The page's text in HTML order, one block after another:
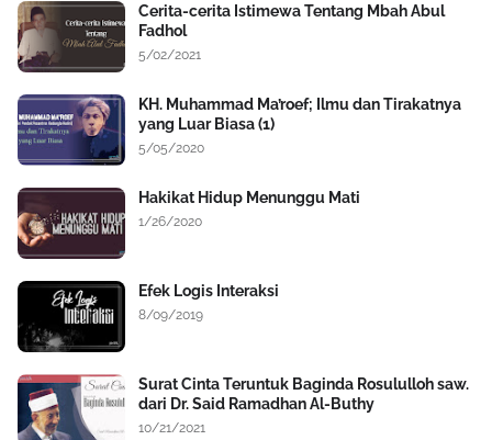
Cerita-cerita Istimewa Tentang Mbah Abul
Fadhol
5/02/2021
KH. Muhammad Ma’roef; Ilmu dan Tirakatnya
yang Luar Biasa (1)
5/05/2020
Hakikat Hidup Menunggu Mati
1/26/2020
Efek Logis Interaksi
8/09/2019
Surat Cinta Teruntuk Baginda Rosululloh saw.
dari Dr. Said Ramadhan Al-Buthy
10/21/2021